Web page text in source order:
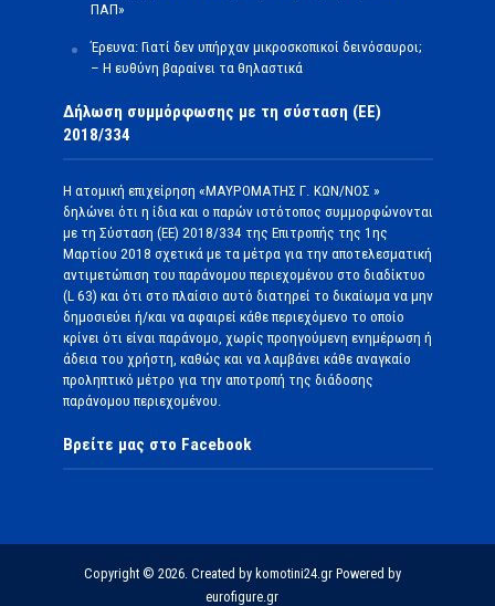
ΠΑΠ»
Έρευνα: Γιατί δεν υπήρχαν μικροσκοπικοί δεινόσαυροι;
– Η ευθύνη βαραίνει τα θηλαστικά
Δήλωση συμμόρφωσης με τη σύσταση (ΕΕ)
2018/334
Η ατομική επιχείρηση «ΜΑΥΡΟΜΑΤΗΣ Γ. ΚΩΝ/ΝΟΣ »
δηλώνει ότι η ίδια και ο παρών ιστότοπος συμμορφώνονται
με τη Σύσταση (ΕΕ) 2018/334 της Επιτροπής της 1ης
Μαρτίου 2018 σχετικά με τα μέτρα για την αποτελεσματική
αντιμετώπιση του παράνομου περιεχομένου στο διαδίκτυο
(L 63) και ότι στο πλαίσιο αυτό διατηρεί το δικαίωμα να μην
δημοσιεύει ή/και να αφαιρεί κάθε περιεχόμενο το οποίο
κρίνει ότι είναι παράνομο, χωρίς προηγούμενη ενημέρωση ή
άδεια του χρήστη, καθώς και να λαμβάνει κάθε αναγκαίο
προληπτικό μέτρο για την αποτροπή της διάδοσης
παράνομου περιεχομένου.
Βρείτε μας στο Facebook
Copyright © 2026. Created by komotini24.gr Powered by
eurofigure.gr